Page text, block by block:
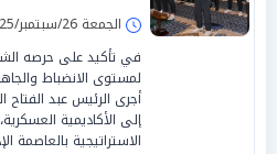
الجمعة 26/سبتمبر/2025 - 12:11 م
في تأكيد على حرصه
لمستوى الانضباط
أجرى الرئيس عبد
إلى الأكاديمية
الاستراتيجية بالعاصمة